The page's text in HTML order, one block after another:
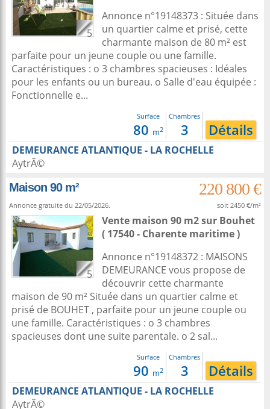
5
Annonce n°19148373 : Située dans
un quartier calme et prisé, cette
charmante maison de 80 m² est
parfaite pour un jeune couple ou une famille.
Caractéristiques : o 3 chambres spacieuses : Idéales
pour les enfants ou un bureau. o Salle d'eau équipée :
Fonctionnelle e...
Surface
80 m2
Chambres
3 Détails
DEMEURANCE ATLANTIQUE - LA ROCHELLE
AytrÃ©
Maison 90 m²
220 800 €
Annonce gratuite du 22/05/2026. soit 2450 €/m²
5
Vente maison 90 m2sur Bouhet
( 17540 - Charente maritime )
Annonce n°19148372 : MAISONS
DEMEURANCE vous propose de
découvrir cette charmante
maison de 90 m² Située dans un quartier calme et
prisé de BOUHET , parfaite pour un jeune couple ou
une famille. Caractéristiques : o 3 chambres
spacieuses dont une suite parentale. o 2 sal...
Surface
90 m2
Chambres
3 Détails
DEMEURANCE ATLANTIQUE - LA ROCHELLE
AytrÃ©